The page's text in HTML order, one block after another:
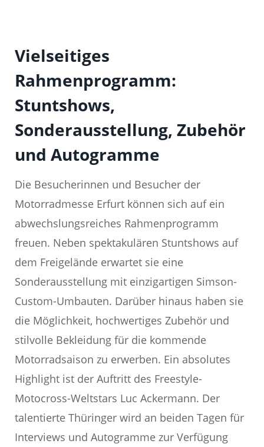
Vielseitiges
Rahmenprogramm:
Stuntshows,
Sonderausstellung, Zubehör
und Autogramme
Die Besucherinnen und Besucher der
Motorradmesse Erfurt können sich auf ein
abwechslungsreiches Rahmenprogramm
freuen. Neben spektakulären Stuntshows auf
dem Freigelände erwartet sie eine
Sonderausstellung mit einzigartigen Simson-
Custom-Umbauten. Darüber hinaus haben sie
die Möglichkeit, hochwertiges Zubehör und
stilvolle Bekleidung für die kommende
Motorradsaison zu erwerben. Ein absolutes
Highlight ist der Auftritt des Freestyle-
Motocross-Weltstars Luc Ackermann. Der
talentierte Thüringer wird an beiden Tagen für
Interviews und Autogramme zur Verfügung